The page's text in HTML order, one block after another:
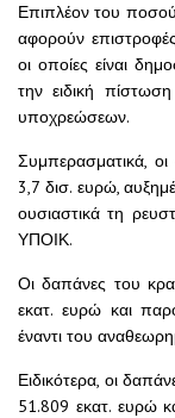
Επιπλέον του
αφορούν
οι οποίες είναι
την ειδική
υποχρεώσεων.
Συμπερασματικά,
3,7 δισ. ευρώ,
ουσιαστικά τη
ΥΠΟΙΚ.
Οι δαπάνες του
εκατ. ευρώ και
έναντι του
Ειδικότερα, οι
51.809 εκατ. ευρώ